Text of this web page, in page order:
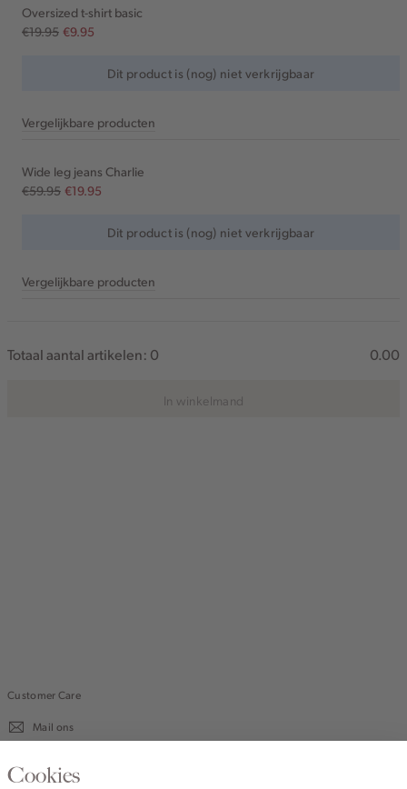
Oversized t-shirt basic
€19.95 €9.95
Dit product is (nog) niet verkrijgbaar
Vergelijkbare producten
Wide leg jeans Charlie
€59.95 €19.95
Dit product is (nog) niet verkrijgbaar
Vergelijkbare producten
Totaal aantal artikelen: 0 0.00
In winkelmand
Customer Care
Mail ons
020 - 3412 670
Cookies